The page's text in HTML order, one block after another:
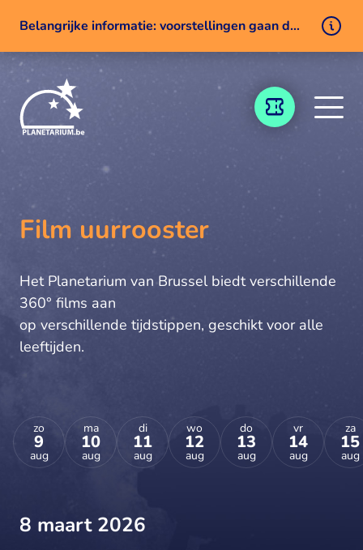
Belangrijke informatie: voorstellingen gaan door ondanks een technisch probleem
TICKETING
Film uurrooster
Het Planetarium van Brussel biedt verschillende
360° films aan
op verschillende tijdstippen, geschikt voor alle
leeftijden.
zo
9
aug
ma
10
aug
di
11
aug
wo
12
aug
do
13
aug
vr
14
aug
za
15
aug
8 maart 2026